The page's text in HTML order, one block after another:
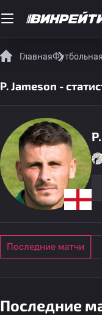
Главная
P. Jameson -
Последние матчи
Последние